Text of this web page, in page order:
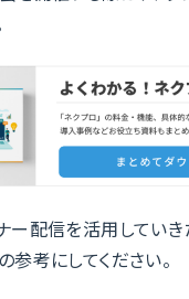
ー配信を活用していき
参考にしてください。